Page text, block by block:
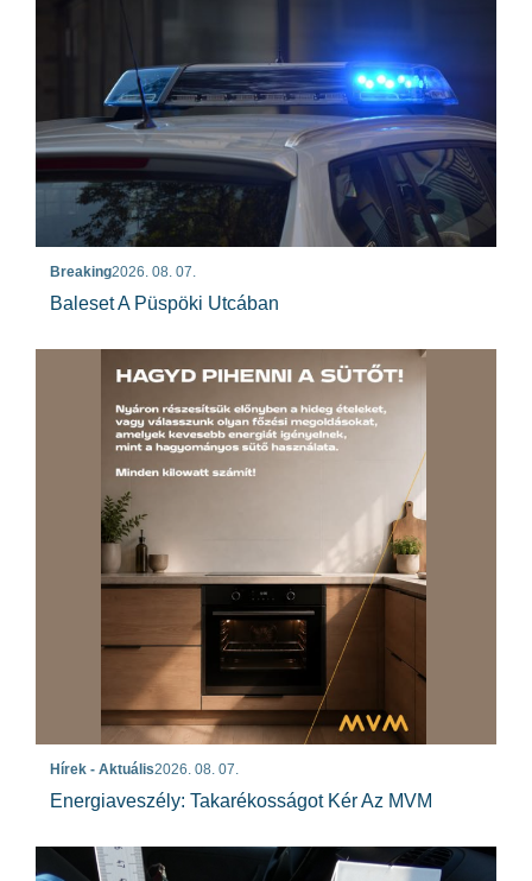
Breaking2026. 08. 07.
Baleset A Püspöki Utcában
Hírek - Aktuális2026. 08. 07.
Energiaveszély: Takarékosságot Kér Az MVM